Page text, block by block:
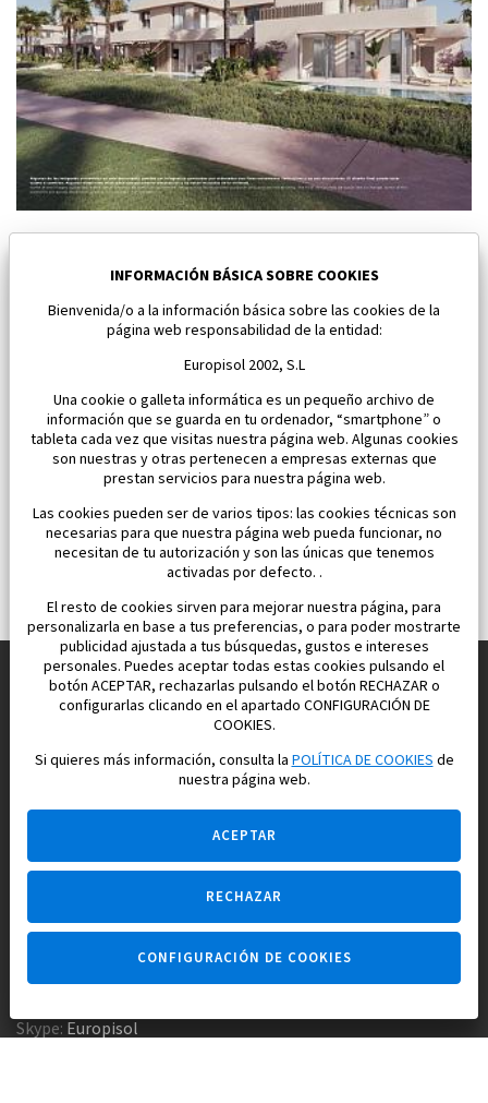
Baños y Mendigo
Dormitorios:3 Área:118 M2
650 000 €
Construimos y vendemos propiedades
para su vida feliz en España
Agencia inmobiliaria +34 647 173 382
Empresa constructora +34 607 961 116
Skype: Europisol
INFORMACIÓN BÁSICA SOBRE COOKIES
Bienvenida/o a la información básica sobre las cookies de la
página web responsabilidad de la entidad:
Europisol 2002, S.L
Una cookie o galleta informática es un pequeño archivo de
información que se guarda en tu ordenador, “smartphone” o
tableta cada vez que visitas nuestra página web. Algunas cookies
son nuestras y otras pertenecen a empresas externas que
prestan servicios para nuestra página web.
Las cookies pueden ser de varios tipos: las cookies técnicas son
necesarias para que nuestra página web pueda funcionar, no
necesitan de tu autorización y son las únicas que tenemos
activadas por defecto. .
El resto de cookies sirven para mejorar nuestra página, para
personalizarla en base a tus preferencias, o para poder mostrarte
publicidad ajustada a tus búsquedas, gustos e intereses
personales. Puedes aceptar todas estas cookies pulsando el
botón ACEPTAR, rechazarlas pulsando el botón RECHAZAR o
configurarlas clicando en el apartado CONFIGURACIÓN DE
COOKIES.
Si quieres más información, consulta laPOLÍTICA DE COOKIESde
nuestra página web.
ACEPTAR
RECHAZAR
CONFIGURACIÓN DE COOKIES